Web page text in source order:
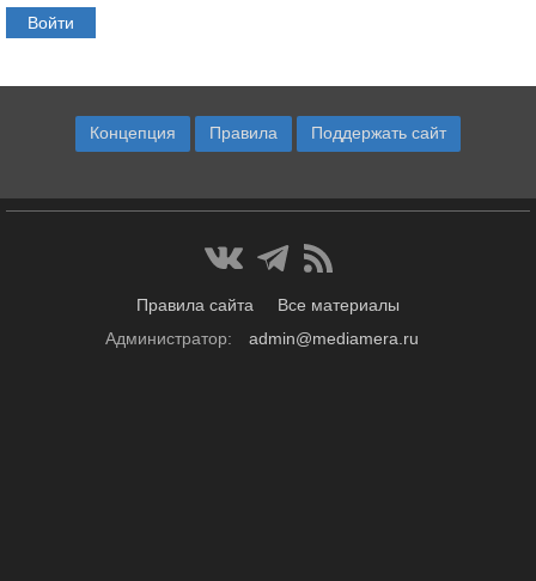
Концепция Правила Поддержать сайт
Правила сайта
Все материалы
Администратор:
admin@mediamera.ru